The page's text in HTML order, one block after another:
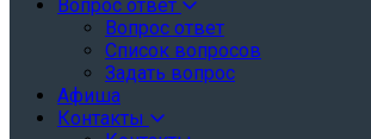
Вопрос ответ
Вопрос ответ
Список вопросов
Задать вопрос
Афиша
Контакты